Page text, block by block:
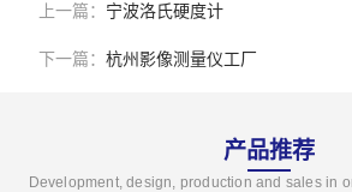
上一篇： 宁波洛氏硬度计
下一篇： 杭州影像测量仪工厂
产品推荐
Development, design, production and sales in